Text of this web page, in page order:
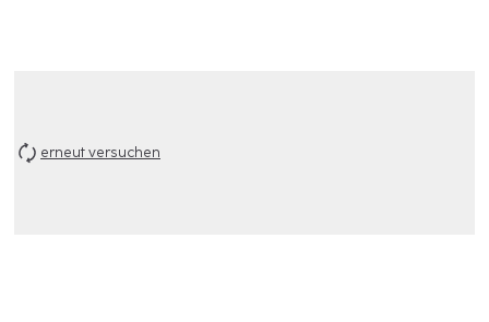
erneut versuchen